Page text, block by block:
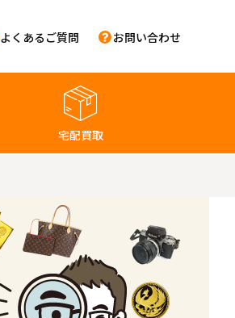
よくあるご質問 お問い合わせ
宅配買取